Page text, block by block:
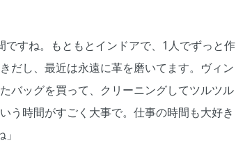
ですね。もともとインドアで、1人でずっと作
だし、最近は永遠に革を磨いてます。ヴィン
バッグを買って、クリーニングしてツルツル
う時間がすごく大事で。仕事の時間も大好き